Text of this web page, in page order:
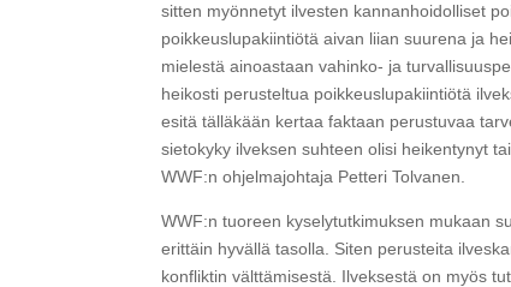
sitten myönnetyt ilvesten kannanhoidolliset
poikkeuslupakiintiötä aivan liian suurena ja
mielestä ainoastaan vahinko- ja
heikosti perusteltua poikkeuslupakiintiötä
esitä tälläkään kertaa faktaan perustuvaa
sietokyky ilveksen suhteen olisi heikentynyt
WWF:n ohjelmajohtaja Petteri Tolvanen.
WWF:n tuoreen kyselytutkimuksen mukaan
erittäin hyvällä tasolla. Siten perusteita
konfliktin välttämisestä. Ilveksestä on myös